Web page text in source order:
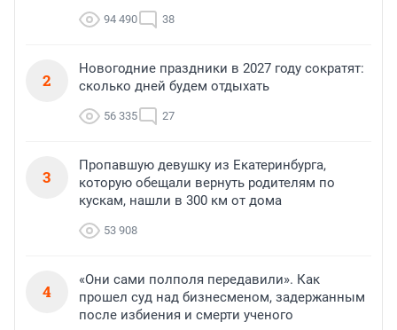
94 490 38
2
Новогодние праздники в 2027 году сократят:
сколько дней будем отдыхать
56 335 27
3
Пропавшую девушку из Екатеринбурга,
которую обещали вернуть родителям по
кускам, нашли в 300 км от дома
53 908
4
«Они сами полполя передавили». Как
прошел суд над бизнесменом, задержанным
после избиения и смерти ученого